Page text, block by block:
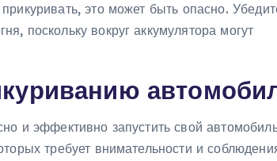
это может быть опасно.
поскольку вокруг аккумулятора могут
и эффективно запустить свой
требует внимательности и